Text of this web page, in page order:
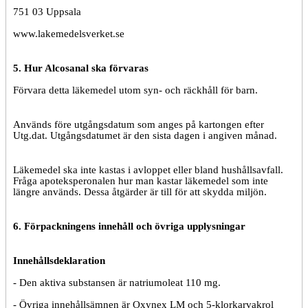
751 03 Uppsala
www.lakemedelsverket.se
5. Hur Alcosanal ska förvaras
Förvara detta läkemedel utom syn- och räckhåll för barn.
Används före utgångsdatum som anges på kartongen efter
Utg.dat. Utgångsdatumet är den sista dagen i angiven månad.
Läkemedel ska inte kastas i avloppet eller bland hushållsavfall.
Fråga apoteksperonalen hur man kastar läkemedel som inte
längre används. Dessa åtgärder är till för att skydda miljön.
6. Förpackningens innehåll och övriga upplysningar
Innehållsdeklaration
- Den aktiva substansen är natriumoleat 110 mg.
- Övriga innehållsämnen är Oxynex LM och 5-klorkarvakrol